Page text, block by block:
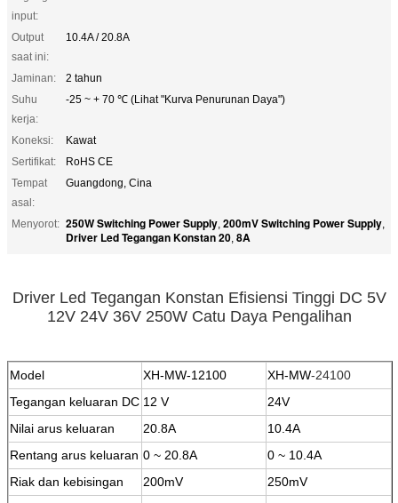
input:
Output
saat ini:
10.4A / 20.8A
Jaminan:
2 tahun
Suhu
kerja:
-25 ~ + 70 ℃ (Lihat "Kurva Penurunan Daya")
Koneksi:
Kawat
Sertifikat:
RoHS CE
Tempat
asal:
Guangdong, Cina
Menyorot: 250W Switching Power Supply, 200mV Switching Power Supply,
Driver Led Tegangan Konstan 20, 8A
Driver Led Tegangan Konstan Efisiensi Tinggi DC 5V
12V 24V 36V 250W Catu Daya Pengalihan
Model XH-MW-12100 XH-MW-24100
Tegangan keluaran DC 12 V
24V
Nilai arus keluaran
20.8A
10.4A
Rentang arus keluaran 0 ~ 20.8A
0 ~ 10.4A
Riak dan kebisingan
200mV
250mV